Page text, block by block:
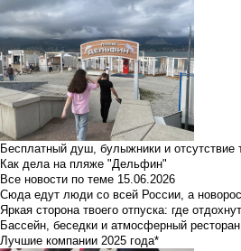
Бесплатный душ, булыжники и отсутствие
Как дела на пляже "Дельфин"
Все новости по теме 15.06.2026
Сюда едут люди со всей России, а
Яркая сторона твоего отпуска: где
Бассейн, беседки и атмосферный
Лучшие компании 2025 года*